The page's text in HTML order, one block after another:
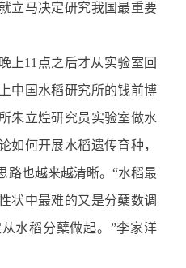
立马决定研究我国最重要
上11点之后才从实验室回
中国水稻研究所的钱前博
朱立煌研究员实验室做水
如何开展水稻遗传育种，
路也越来越清晰。“水稻最
状中最难的又是分蘖数调
水稻分蘖做起。”李家洋